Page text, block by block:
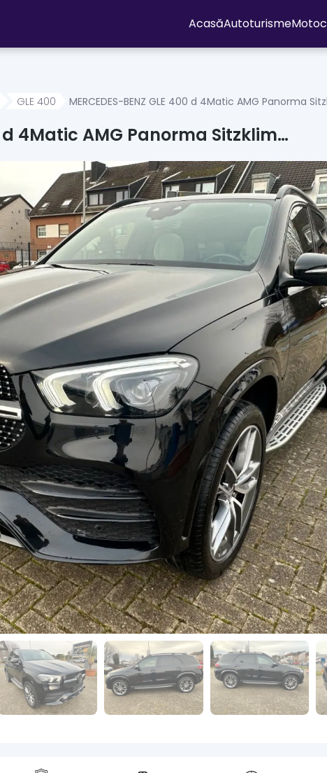
AcasăAutoturisme
GLE 400 MERCEDES-BENZ GLE 400 d 4Matic AMG Panorma
d 4Matic AMG Panorma Sitzklim…